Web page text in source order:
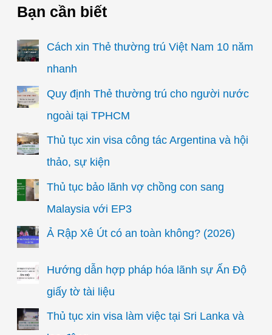
Bạn cần biết
Cách xin Thẻ thường trú Việt Nam 10 năm
nhanh
Quy định Thẻ thường trú cho người nước
ngoài tại TPHCM
Thủ tục xin visa công tác Argentina và hội
thảo, sự kiện
Thủ tục bảo lãnh vợ chồng con sang
Malaysia với EP3
Ả Rập Xê Út có an toàn không? (2026)
Hướng dẫn hợp pháp hóa lãnh sự Ấn Độ
giấy tờ tài liệu
Thủ tục xin visa làm việc tại Sri Lanka và